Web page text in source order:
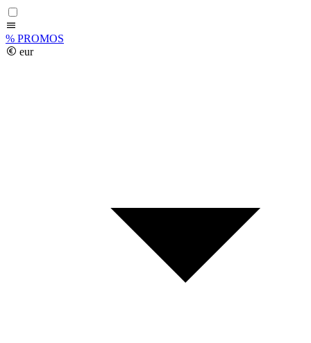
% PROMOS
eur